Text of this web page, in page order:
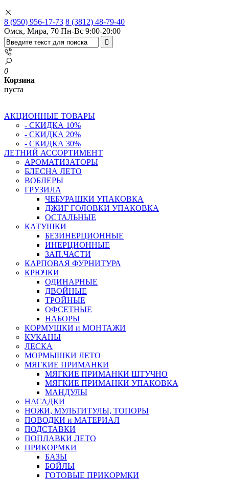
8 (950) 956-17-73 8 (3812) 48-79-40
Омск, Мира, 70 Пн-Вс 9:00-20:00
0
Корзина
пуста
АКЦИОННЫЕ ТОВАРЫ
- СКИДКА 10%
- СКИДКА 20%
- СКИДКА 30%
ЛЕТНИЙ АССОРТИМЕНТ
АРОМАТИЗАТОРЫ
БЛЕСНА ЛЕТО
ВОБЛЕРЫ
ГРУЗИЛА
ЧЕБУРАШКИ УПАКОВКА
ДЖИГ ГОЛОВКИ УПАКОВКА
ОСТАЛЬНЫЕ
КАТУШКИ
БЕЗИНЕРЦИОННЫЕ
ИНЕРЦИОННЫЕ
ЗАП.ЧАСТИ
КАРПОВАЯ ФУРНИТУРА
КРЮЧКИ
ОДИНАРНЫЕ
ДВОЙНЫЕ
ТРОЙНЫЕ
ОФСЕТНЫЕ
НАБОРЫ
КОРМУШКИ и МОНТАЖИ
КУКАНЫ
ЛЕСКА
МОРМЫШКИ ЛЕТО
МЯГКИЕ ПРИМАНКИ
МЯГКИЕ ПРИМАНКИ ШТУЧНО
МЯГКИЕ ПРИМАНКИ УПАКОВКА
МАНДУЛЫ
НАСАДКИ
НОЖИ, МУЛЬТИТУЛЫ, ТОПОРЫ
ПОВОДКИ и МАТЕРИАЛ
ПОДСТАВКИ
ПОПЛАВКИ ЛЕТО
ПРИКОРМКИ
БАЗЫ
БОЙЛЫ
ГОТОВЫЕ ПРИКОРМКИ